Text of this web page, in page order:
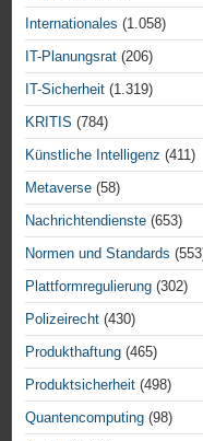
Internationales (1.058)
IT-Planungsrat (206)
IT-Sicherheit (1.319)
KRITIS (784)
Künstliche Intelligenz (411)
Metaverse (58)
Nachrichtendienste (653)
Normen und Standards
Plattformregulierung (302)
Polizeirecht (430)
Produkthaftung (465)
Produktsicherheit (498)
Quantencomputing (98)